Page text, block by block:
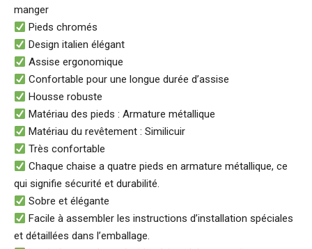
manger
Pieds chromés
Design italien élégant
Assise ergonomique
Confortable pour une longue durée d’assise
Housse robuste
Matériau des pieds : Armature métallique
Matériau du revêtement : Similicuir
Très confortable
Chaque chaise a quatre pieds en armature métallique, ce
qui signifie sécurité et durabilité.
Sobre et élégante
Facile à assembler les instructions d’installation spéciales
et détaillées dans l’emballage.